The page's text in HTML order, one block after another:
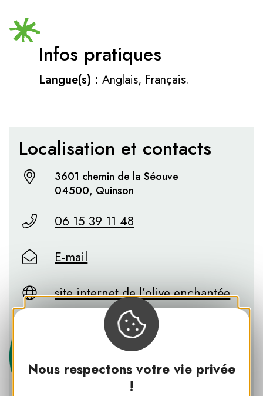
Nous respectons votre vie privée
!
Infos pratiques
Langue(s) : Anglais, Français.
Localisation et contacts
3601 chemin de la Séouve
04500, Quinson
06 15 39 11 48
E-mail
site internet de l’olive enchantée